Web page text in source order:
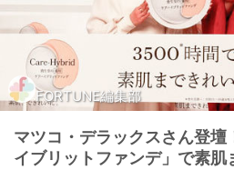
FORTUNE編集部
マツコ・デラックスさん登壇
イブリットファンデ」で素肌